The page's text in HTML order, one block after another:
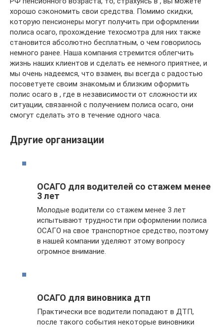
хорошо сэкономить свои средства. Помимо скидки,
которую пенсионеры могут получить при оформлении
полиса осаго, прохождение техосмотра для них также
становится абсолютно бесплатным, о чем говорилось
немного ранее. Наша компания стремится облегчить
жизнь наших клиентов и сделать ее немного приятнее, и
мы очень надеемся, что взамен, вы всегда с радостью
посоветуете своим знакомым и близким оформить
полис осаго в , где в независимости от сложности их
ситуации, связанной с получением полиса осаго, они
смогут сделать это в течение одного часа.
Другие организации
ОСАГО для водителей со стажем менее
3 лет
Молодые водители со стажем менее 3 лет
испытывают трудности при оформлении полиса
ОСАГО на свое транспортное средство, поэтому
в нашей компании уделяют этому вопросу
огромное внимание.
ОСАГО для виновника дтп
Практически все водители попадают в ДТП,
после такого события некоторые виновники